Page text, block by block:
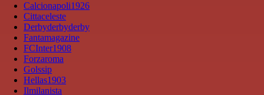
Calcionapoli1926
Cittaceleste
Derbyderbyderby
Fantamagazine
FCInter1908
Forzaroma
Golssip
Hellas1903
Ilmilanista